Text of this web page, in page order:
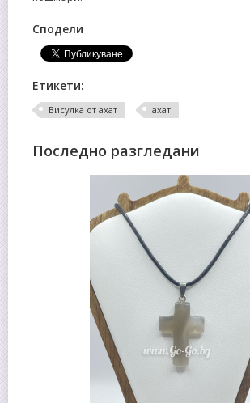
Сподели
Етикети:
Висулка от ахат ахат
Последно разгледани